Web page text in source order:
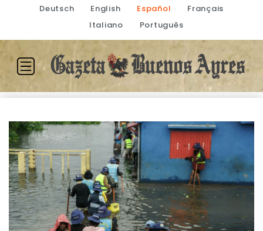
Deutsch English Español
Français
Italiano
Português